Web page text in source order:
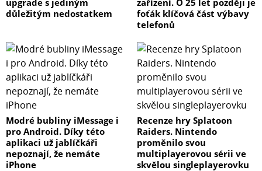
upgrade s jediným
důležitým nedostatkem
zařízení. O 25 let později je
foťák klíčová část výbavy
telefonů
Modré bubliny iMessage i
pro Android. Díky této
aplikaci už jablíčkáři
nepoznají, že nemáte
iPhone
Recenze hry Splatoon
Raiders. Nintendo
proměnilo svou
multiplayerovou sérii ve
skvělou singleplayerovku